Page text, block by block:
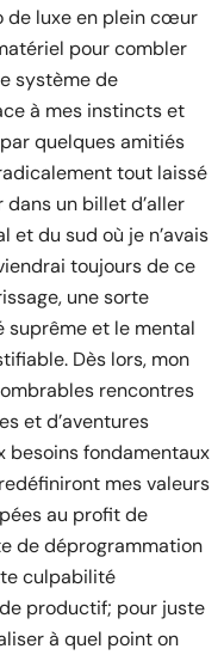
de luxe en plein cœur
pour combler
système de
à mes instincts et
quelques amitiés
tout laissé
un billet d’aller
et du sud où je n’avais
toujours de ce
une sorte
suprême et le mental
Dès lors, mon
rencontres
et d’aventures
besoins fondamentaux
mes valeurs
au profit de
de déprogrammation
culpabilité
productif; pour juste
à quel point on